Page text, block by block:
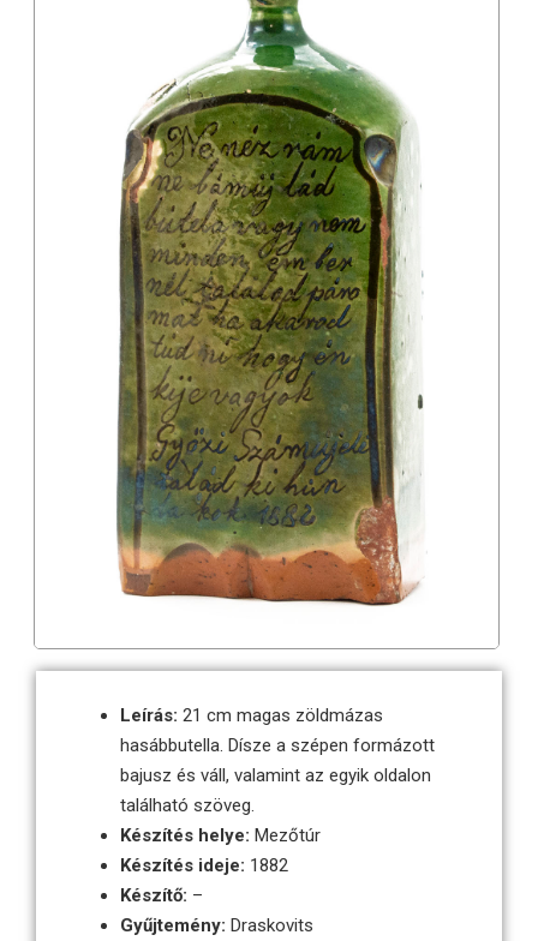
Leírás: 21 cm magas zöldmázas
hasábbutella. Dísze a szépen formázott
bajusz és váll, valamint az egyik oldalon
található szöveg.
Készítés helye: Mezőtúr
Készítés ideje: 1882
Készítő: –
Gyűjtemény: Draskovits